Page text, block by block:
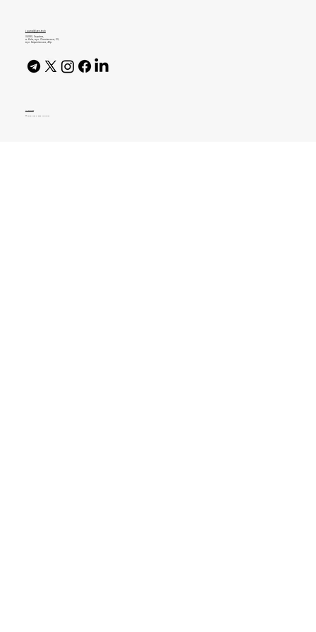
journal@gen.tech
04080, Україна,
м. Київ, вул. Оленівська, 23,​
вул. Кирилівська, 40р
© 2026 High Bar Journal